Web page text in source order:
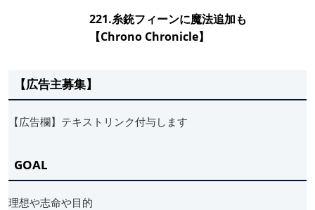
221.糸銃フィーンに魔法追加も
【Chrono Chronicle】
【広告主募集】
【広告欄】テキストリンク付与します
GOAL
理想や志命や目的